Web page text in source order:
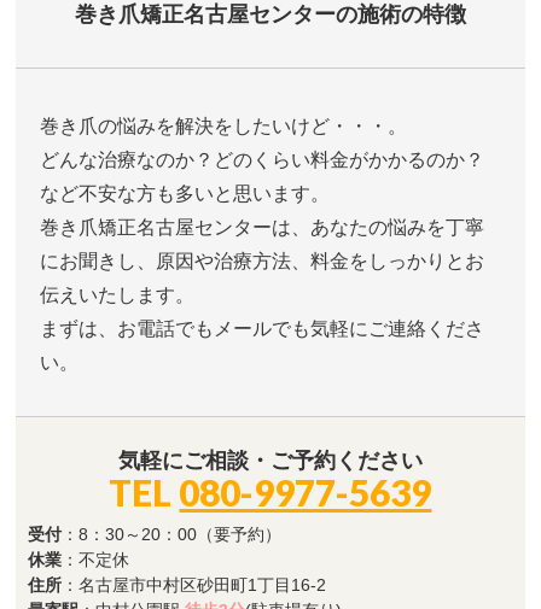
巻き爪矯正名古屋センターの施術の特徴
巻き爪の悩みを解決をしたいけど・・・。
どんな治療なのか？どのくらい料金がかかるのか？
など不安な方も多いと思います。
巻き爪矯正名古屋センターは、あなたの悩みを丁寧
にお聞きし、原因や治療方法、料金をしっかりとお
伝えいたします。
まずは、お電話でもメールでも気軽にご連絡くださ
い。
気軽にご相談・ご予約ください
TEL 080-9977-5639
受付 ：8：30～20：00（要予約）
休業 ：不定休
住所 ：名古屋市中村区砂田町1丁目16-2